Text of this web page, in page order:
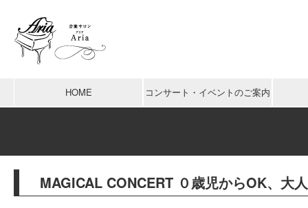
HOME コンサート・イベントのご案内
MAGICAL CONCERT ０歳児からOK、大